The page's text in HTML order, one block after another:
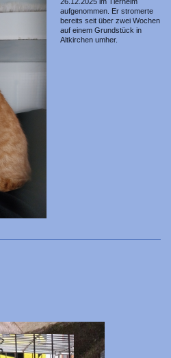
aufgenommen. Er stromerte
bereits seit über zwei Wochen
auf einem Grundstück in
Altkirchen umher.